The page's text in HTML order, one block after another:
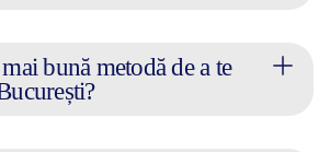
mai bună metodă de a te